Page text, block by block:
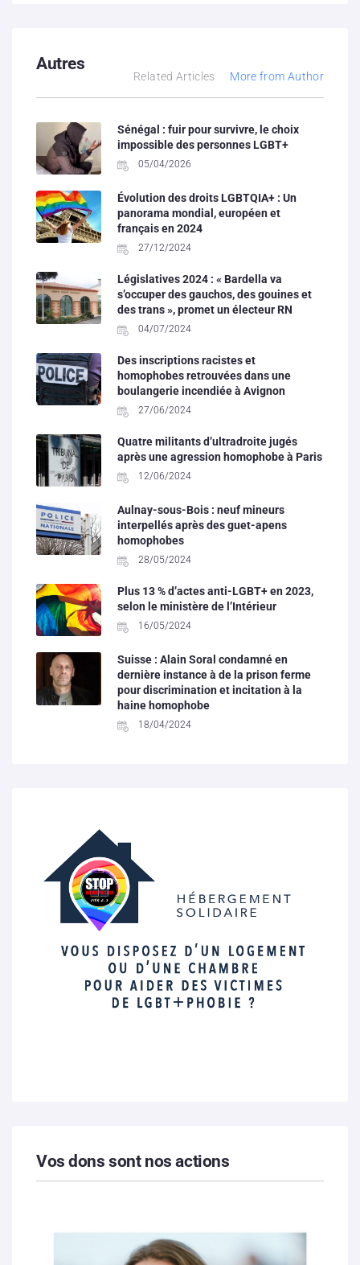
Autres
Related Articles More from Author
Sénégal : fuir pour survivre, le choix
impossible des personnes LGBT+
05/04/2026
Évolution des droits LGBTQIA+ : Un
panorama mondial, européen et
français en 2024
27/12/2024
Législatives 2024 : « Bardella va
s’occuper des gauchos, des gouines et
des trans », promet un électeur RN
04/07/2024
Des inscriptions racistes et
homophobes retrouvées dans une
boulangerie incendiée à Avignon
27/06/2024
Quatre militants d’ultradroite jugés
après une agression homophobe à Paris
12/06/2024
Aulnay-sous-Bois : neuf mineurs
interpellés après des guet-apens
homophobes
28/05/2024
Plus 13 % d’actes anti-LGBT+ en 2023,
selon le ministère de l’Intérieur
16/05/2024
Suisse : Alain Soral condamné en
dernière instance à de la prison ferme
pour discrimination et incitation à la
haine homophobe
18/04/2024
Vos dons sont nos actions